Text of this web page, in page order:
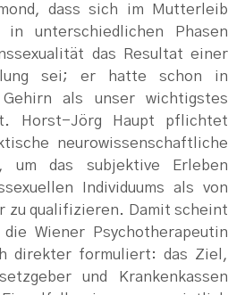
dass sich im Mutterleib
unterschiedlichen Phasen
das Resultat einer
sei; er hatte schon in
als unser wichtigstes
Horst-Jörg Haupt pflichtet
neurowissenschaftliche
um das subjektive Erleben
Individuums als von
zu qualifizieren. Damit scheint
Wiener Psychotherapeutin
direkter formuliert: das Ziel,
und Krankenkassen